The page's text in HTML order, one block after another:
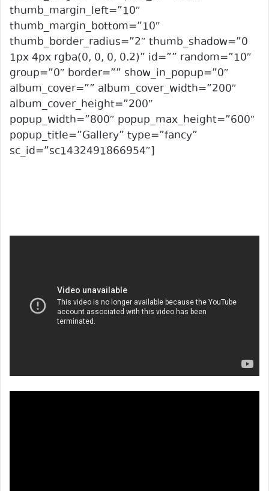
thumb_margin_left=”10″
thumb_margin_bottom=”10″
thumb_border_radius=”2″ thumb_shadow=”0
1px 4px rgba(0, 0, 0, 0.2)” id=”” random=”10″
group=”0″ border=”” show_in_popup=”0″
album_cover=”” album_cover_width=”200″
album_cover_height=”200″
popup_width=”800″ popup_max_height=”600″
popup_title=”Gallery” type=”fancy”
sc_id=”sc1432491866954″]